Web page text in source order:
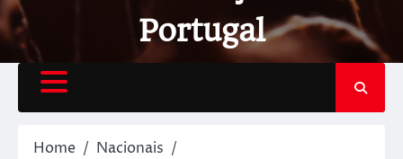
Portugal
Home
Nacionais